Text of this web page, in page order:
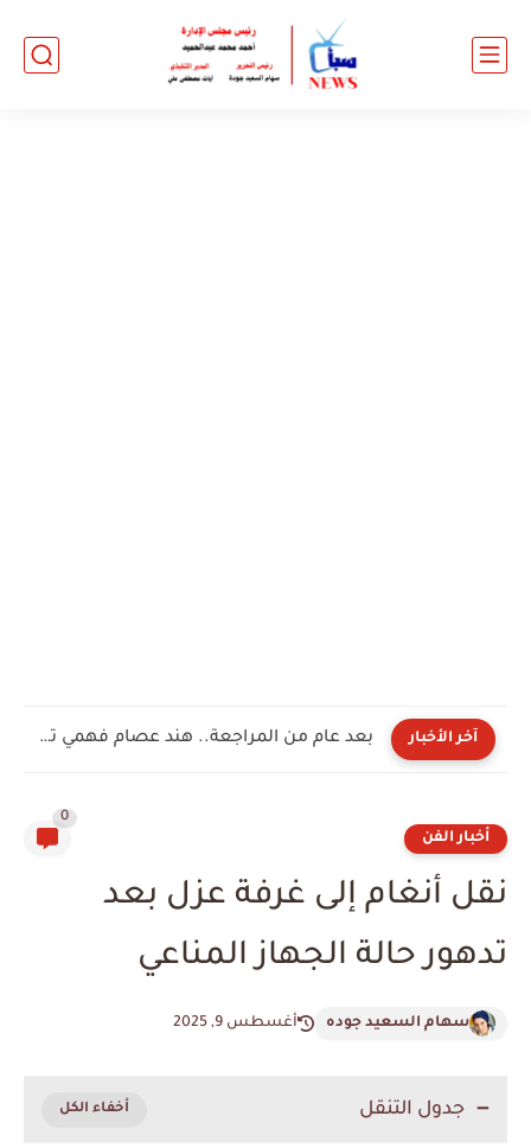
آخر الأخبار بعد عام من المراجعة.. هند عصام فهمي تجتاز السرد الكامل...
أخبار الفن
0
نقل أنغام إلى غرفة عزل بعد
تدهور حالة الجهاز المناعي
سهام السعيد جوده أغسطس 9, 2025
جدول التنقل